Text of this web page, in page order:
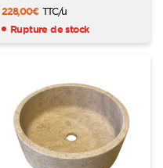
228,00€ TTC/u
Rupture de stock